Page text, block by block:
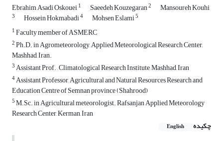
Ebrahim Asadi Oskouei1 Saeedeh Kouzegaran2 Mansoureh Kouhi
3 Hossein Hokmabadi4 Mohsen Eslami5
1Faculty member of ASMERC
2Ph.D. in Agrometeorology, Applied Meteorological Research Center,
Mashhad, Iran.
3Assistant Prof. , Climatological Research Institute, Mashhad, Iran
4Assistant Professor, Agricultural and Natural Resources Research and
Education Centre of Semnan province (Shahrood)
5M.Sc. in Agricultural meteorologist. Rafsanjan Applied Meteorology
Research Center, Kerman, Iran
چکیده
English